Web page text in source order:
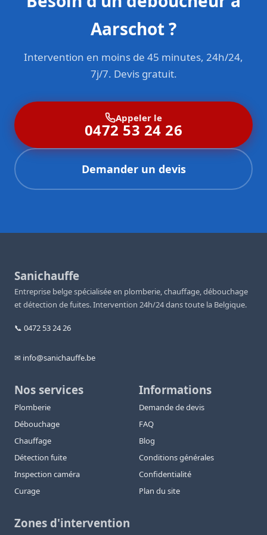
Aarschot ?
Intervention en moins de 45 minutes, 24h/24,
7j/7. Devis gratuit.
Appeler le
0472 53 24 26
Demander un devis
Sanichauffe
Entreprise belge spécialisée en plomberie, chauffage, débouchage
et détection de fuites. Intervention 24h/24 dans toute la Belgique.
📞 0472 53 24 26
✉ info@sanichauffe.be
Nos services
Plomberie
Débouchage
Chauffage
Détection fuite
Inspection caméra
Curage
Informations
Demande de devis
FAQ
Blog
Conditions générales
Confidentialité
Plan du site
Zones d'intervention